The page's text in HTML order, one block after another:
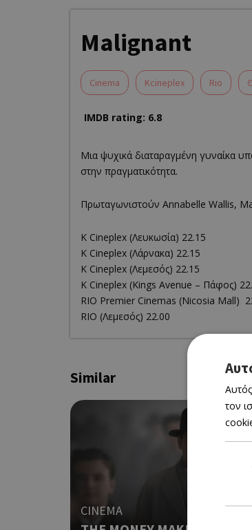
Malignant
Cinema Kcineplex Rio
IMDB rating: 6.8
Μια ψυχικά διαταραγμένη γυναίκα
στην πραγματικότητα.
Πρωταγωνιστούν Annabelle Wallis,
K Cineplex (Λευκωσία) 22.15
K Cineplex (Λάρνακα) 22.15
K Cineplex (Λεμεσός) 22.15
K Cineplex (Kings Avenue – Πάφος)
RΙΟ Premier Cinemas (Nicosia Mall)
RIO (Λεμεσός) 22.00
Similar
CINEMA
τον